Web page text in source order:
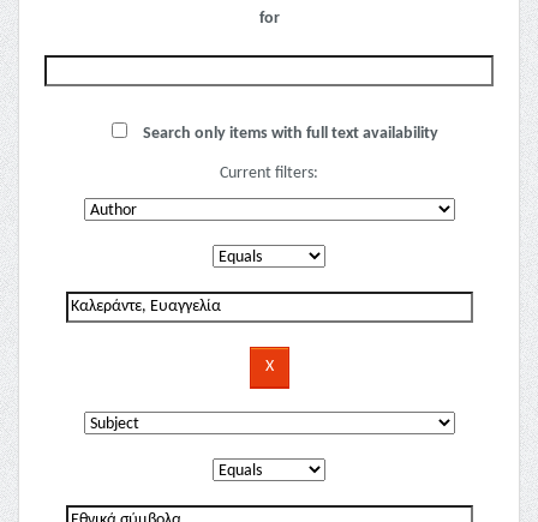
for
Search only items with full text availability
Current filters: